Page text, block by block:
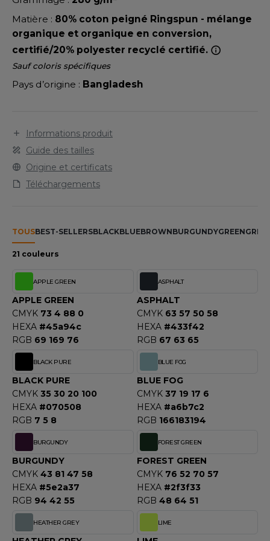
IN EUROPE
LABEL / TEAR AWAY
VETEMENTS
SHIRT
SHIRT
PROFESSIONNELLE
- BLOUSON
ROW
OF THE LOOM
OF THE LOOM VINTAGE
COOL
HOODS
SERIE
Matière : 80% coton peigné Ringspun - mélange
organique et organique en conversion,
certifié/20% polyester recyclé certifié.
Sauf coloris spécifiques
Pays d’origine : Bangladesh
Informations produit
Guide des tailles
Origine et certificats
Téléchargements
TOUSBEST-SELLERSBLACKBLUEBROWNBURGUNDYGREENGREY
21 couleurs
APPLE GREEN
APPLE GREEN
CMYK 73 4 88 0
HEXA #45a94c
RGB 69 169 76
ASPHALT
ASPHALT
CMYK 63 57 50 58
HEXA #433f42
RGB 67 63 65
BLACK PURE
BLACK PURE
CMYK 35 30 20 100
HEXA #070508
RGB 7 5 8
BLUE FOG
BLUE FOG
CMYK 37 19 17 6
HEXA #a6b7c2
RGB 166183194
BURGUNDY
BURGUNDY
CMYK 43 81 47 58
HEXA #5e2a37
RGB 94 42 55
FOREST GREEN
FOREST GREEN
CMYK 76 52 70 57
HEXA #2f3f33
RGB 48 64 51
HEATHER GREY LIME